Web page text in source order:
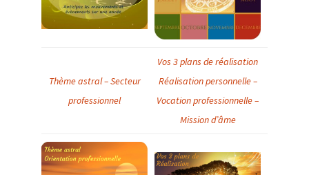
Thème astral – Secteur
professionnel
Vos 3 plans de réalisation
Réalisation personnelle –
Vocation professionnelle –
Mission d’âme